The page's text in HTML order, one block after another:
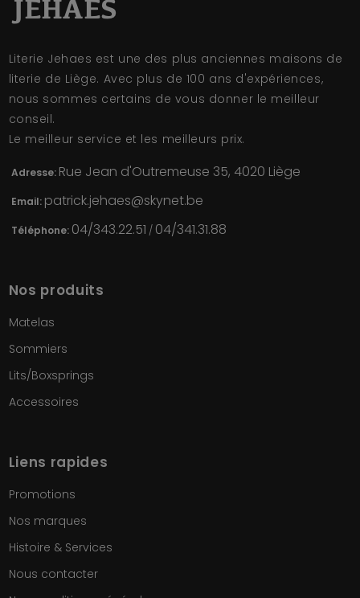
Literie Jehaes est une des plus anciennes maisons de
literie de Liège. Avec plus de 100 ans d'expériences,
nous sommes certains de vous donner le meilleur
conseil.
Le meilleur service et les meilleurs prix.
Adresse: Rue Jean d'Outremeuse 35, 4020 Liège
Email: patrick.jehaes@skynet.be
Téléphone: 04/343.22.51 / 04/341.31.88
Nos produits
Matelas
Sommiers
Lits/Boxsprings
Accessoires
Liens rapides
Promotions
Nos marques
Histoire & Services
Nous contacter